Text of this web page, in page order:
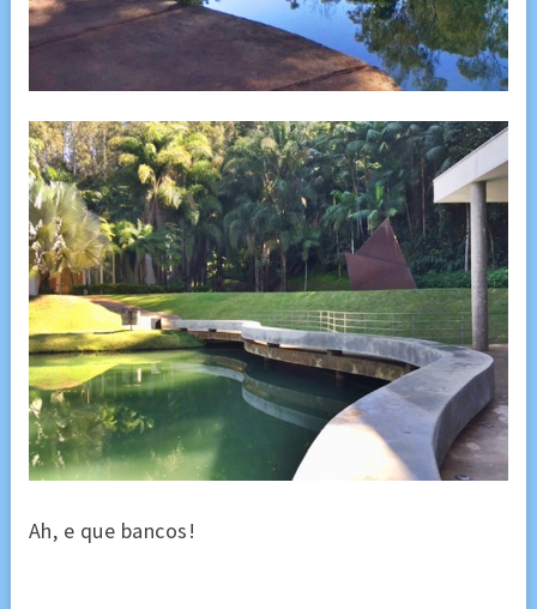
Ah, e que bancos!